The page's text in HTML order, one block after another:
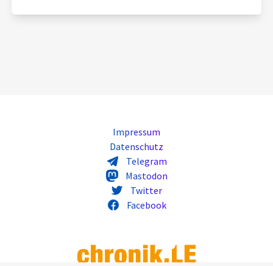
Impressum
Datenschutz
Telegram
Mastodon
Twitter
Facebook